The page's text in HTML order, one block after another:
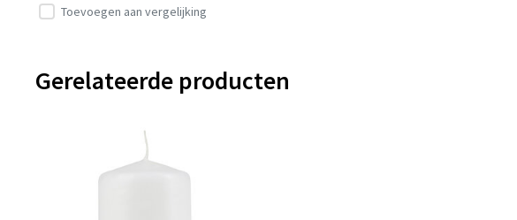
Toevoegen aan vergelijking
Gerelateerde producten